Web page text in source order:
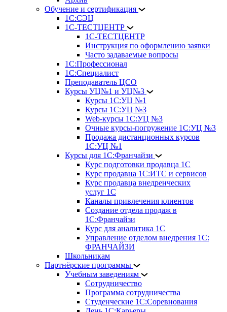
Обучение и сертификация
1С:СЭЦ
1С-ТЕСТЦЕНТР
1С-ТЕСТЦЕНТР
Инструкция по оформлению заявки
Часто задаваемые вопросы
1С:Профессионал
1С:Специалист
Преподаватель ЦСО
Курсы УЦ№1 и УЦ№3
Курсы 1С:УЦ №1
Курсы 1С:УЦ №3
Web-курсы 1С:УЦ №3
Очные курсы-погружение 1С:УЦ №3
Продажа дистанционных курсов
1С:УЦ №1
Курсы для 1С:Франчайзи
Курс подготовки продавца 1С
Курс продавца 1С:ИТС и сервисов
Курс продавца внедренческих
услуг 1С
Каналы привлечения клиентов
Создание отдела продаж в
1С:Франчайзи
Курс для аналитика 1С
Управление отделом внедрения 1С:
ФРАНЧАЙЗИ
Школьникам
Партнёрские программы
Учебным заведениям
Сотрудничество
Программа сотрудничества
Студенческие 1С:Соревнования